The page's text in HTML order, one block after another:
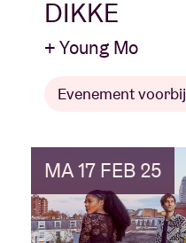
DIKKE
+ Young Mo
Evenement voorbij
MA 17 FEB 25